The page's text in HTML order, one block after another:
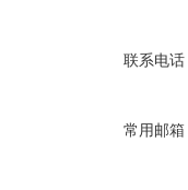
联系电话
常用邮箱